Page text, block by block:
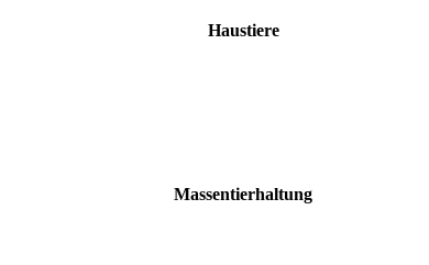
Haustiere
Massentierhaltung